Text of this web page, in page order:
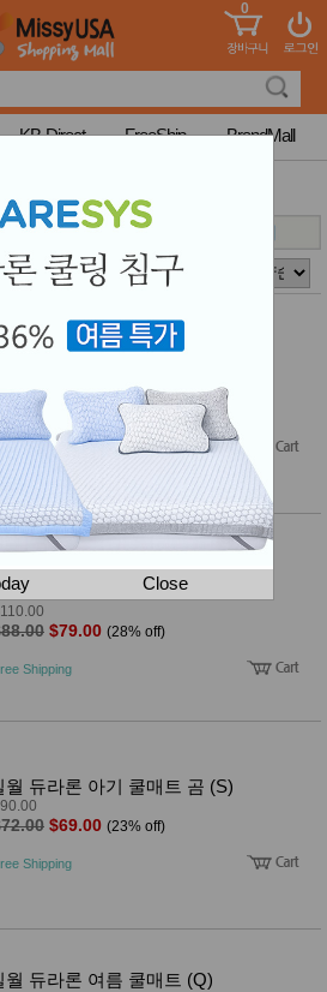
0
KB-Direct FreeShip BrandMall
Close
침구특가
$69.00 (23% off)
Free Shipping
월 듀라론 아기 쿨매트 23~28% 할인
$79.00 (28% off)
Shipping
월 듀라론 아기 쿨매트 곰 (S)
$69.00 (23% off)
Shipping
월 듀라론 여름 쿨매트 (Q)